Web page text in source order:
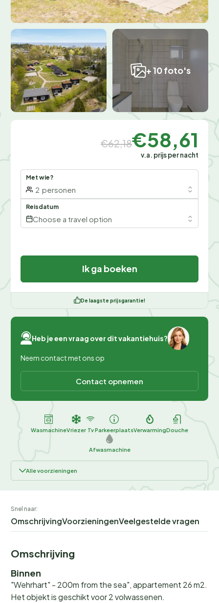
+ 10 foto's
€62,18€58,61
v.a. prijs per nacht
Met wie?
2 personen
Reisdatum
Choose a travel option
Ik ga boeken
De laagste prijsgarantie!
Heb je een vraag over dit vakantiehuis?
Neem contact met ons op
Contact opnemen
WasmachineVriezer TvParkeerplaatsVerwarmingDouche
Afwasmachine
Alle voorzieningen
Snel naar:
OmschrijvingVoorzieningenVeelgestelde vragen
Omschrijving
Binnen
"Wehrhart" - 200m from the sea", appartement 26 m2.
Het objekt is geschikt voor 2 volwassenen.